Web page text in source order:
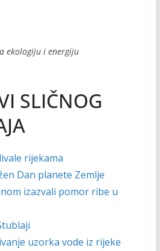
ekologiju i energiju
SLIČNOG
rijekama
Dan planete Zemlje
izazvali pomor ribe u
uzorka vode iz rijeke